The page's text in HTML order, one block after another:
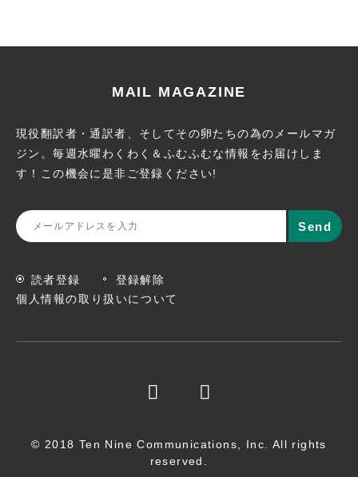
MAIL MAGAZINE
現役翻訳者・通訳者、そしてその卵たちの為のメールマガ
ジン。毎週水曜わくわく＆ふむふむな情報をお届けしま
す！この機会に是非ご登録ください!
読者登録
登録解除
個人情報の取り扱いについて
© 2018 Ten Nine Communications, Inc. All rights
reserved.